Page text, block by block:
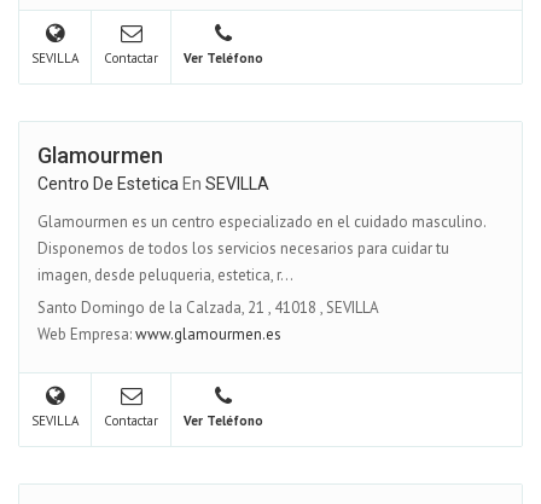
SEVILLA Contactar Ver Teléfono
Glamourmen
Centro De Estetica En SEVILLA
Glamourmen es un centro especializado en el cuidado masculino.
Disponemos de todos los servicios necesarios para cuidar tu
imagen, desde peluqueria, estetica, r...
Santo Domingo de la Calzada, 21 , 41018 ,SEVILLA
Web Empresa:www.glamourmen.es
SEVILLA Contactar Ver Teléfono